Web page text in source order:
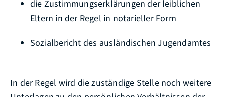
die Zustimmungserklärungen der leiblichen
Eltern in der Regel in notarieller Form
Sozialbericht des ausländischen Jugendamtes
In der Regel wird die zuständige Stelle noch weitere